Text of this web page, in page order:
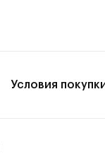
Условия